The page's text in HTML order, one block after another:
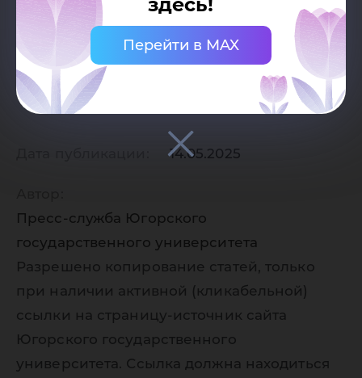
Перейти в MAX
14.05.2025
Пресс-служба Югорского
государственного университета
Разрешено копирование статей, только
при наличии активной (кликабельной)
ссылки на страницу-источник сайта
Югорского государственного
университета. Ссылка должна находиться